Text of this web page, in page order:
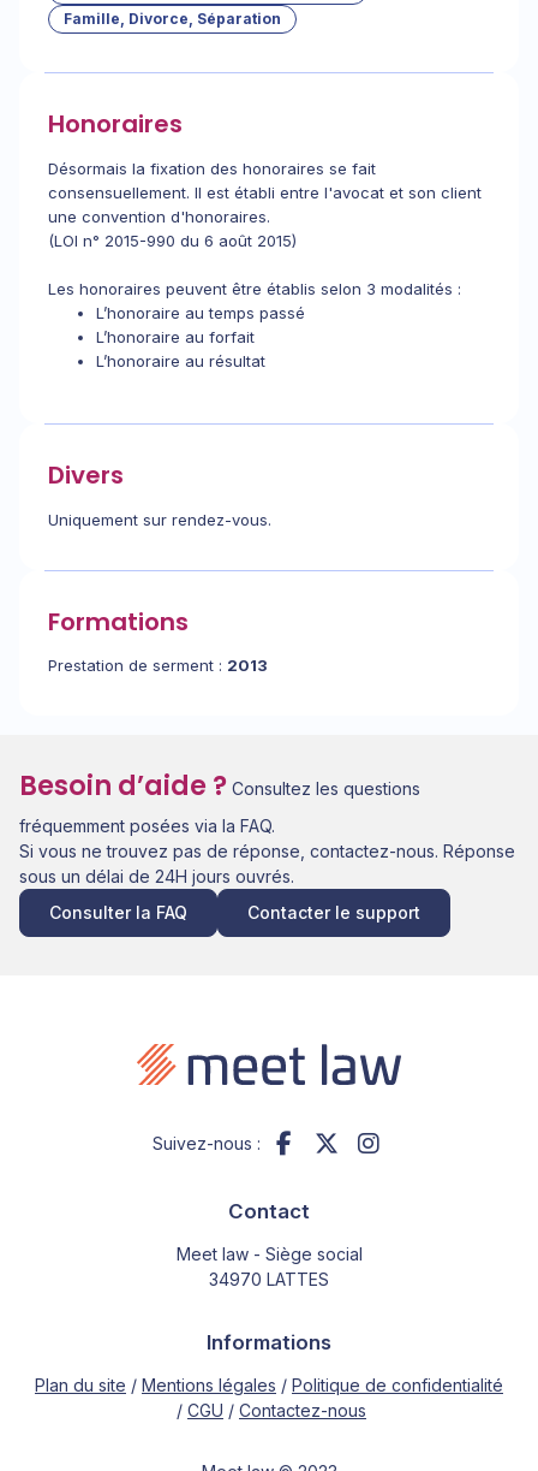
Famille, Divorce, Séparation
Honoraires
Désormais la fixation des honoraires se fait
consensuellement. Il est établi entre l'avocat et son client
une convention d'honoraires.
(LOI n° 2015-990 du 6 août 2015)
Les honoraires peuvent être établis selon 3 modalités :
L’honoraire au temps passé
L’honoraire au forfait
L’honoraire au résultat
Divers
Uniquement sur rendez-vous.
Formations
Prestation de serment : 2013
Besoin d’aide ? Consultez les questions
fréquemment posées via la FAQ.
Si vous ne trouvez pas de réponse, contactez-nous. Réponse
sous un délai de 24H jours ouvrés.
Consulter la FAQ
Contacter le support
Suivez-nous :
Contact
Meet law - Siège social
34970 LATTES
Informations
Plan du site Mentions légales
Politique de confidentialité
CGU
Contactez-nous